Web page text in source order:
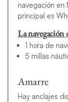
navegación en
principal es
La navegación
1 hora de
5 millas
Amarre
Hay anclajes